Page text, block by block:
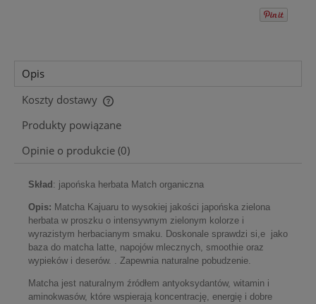
Opis
Koszty dostawy
Cena nie zawiera ewentualnych kosztów płatności
Produkty powiązane
Opinie o produkcie (0)
Skład : japońska herbata Match organiczna
Opis: Matcha Kajuaru to wysokiej jakości japońska zielona
herbata w proszku o intensywnym zielonym kolorze i
wyrazistym herbacianym smaku. Doskonale sprawdzi si,e jako
baza do matcha latte, napojów mlecznych, smoothie oraz
wypieków i deserów. . Zapewnia naturalne pobudzenie.
Matcha jest naturalnym źródłem antyoksydantów, witamin i
aminokwasów, które wspierają koncentrację, energię i dobre